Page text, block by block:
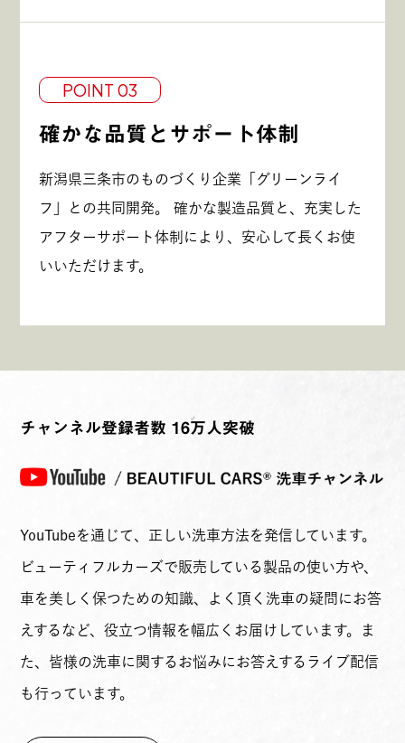
POINT 03
確かな品質とサポート体制
新潟県三条市のものづくり企業「グリーンライ
フ」との共同開発。 確かな製造品質と、充実した
アフターサポート体制により、安心して長くお使
いいただけます。
チャンネル登録者数 16万人突破
YouTubeを通じて、正しい洗車方法を発信しています。
ビューティフルカーズで販売している製品の使い方や、
車を美しく保つための知識、よく頂く洗車の疑問にお答
えするなど、役立つ情報を幅広くお届けしています。ま
た、皆様の洗車に関するお悩みにお答えするライブ配信
も行っています。